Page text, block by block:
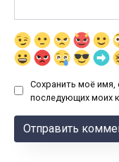
Сохранить моё имя,
последующих моих